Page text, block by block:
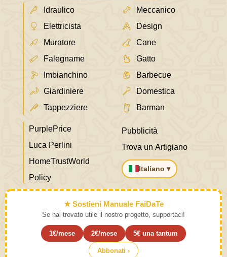
Idraulico
Elettricista
Muratore
Falegname
Imbianchino
Giardiniere
Tappezziere
Meccanico
Design
Cane
Gatto
Barbecue
Domestica
Barman
PurplePrice
Luca Perlini
HomeTrustWorld
Policy
Pubblicità
Trova un Artigiano
Italiano ▾
★ Sostieni Manuale FaiDaTe
Se hai trovato utile il nostro progetto, supportaci!
1€/mese 2€/mese 5€ una tantum
Abbonati ›